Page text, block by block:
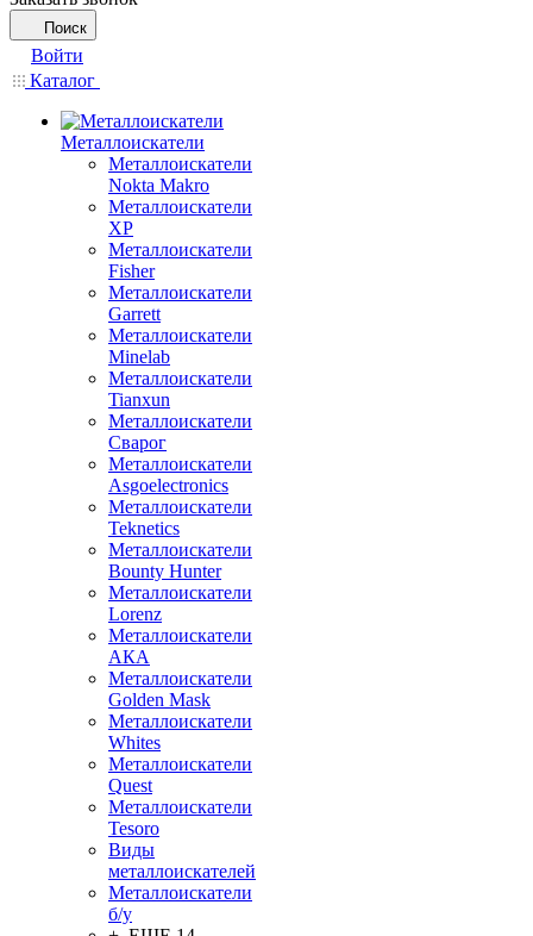
Поиск
Войти
Каталог
Металлоискатели
Металлоискатели
Nokta Makro
Металлоискатели
XP
Металлоискатели
Fisher
Металлоискатели
Garrett
Металлоискатели
Minelab
Металлоискатели
Tianxun
Металлоискатели
Сварог
Металлоискатели
Asgoelectronics
Металлоискатели
Teknetics
Металлоискатели
Bounty Hunter
Металлоискатели
Lorenz
Металлоискатели
АКА
Металлоискатели
Golden Mask
Металлоискатели
Whites
Металлоискатели
Quest
Металлоискатели
Tesoro
Виды
металлоискателей
Металлоискатели
б/у